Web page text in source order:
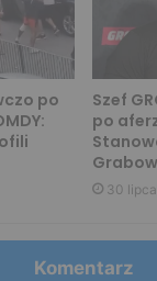
po
Szef
po
30
Komentarz